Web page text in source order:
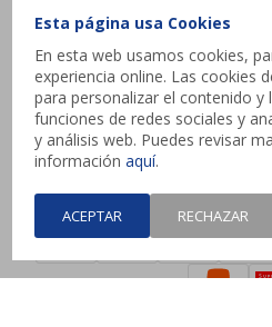
Esta página usa Cookies
En esta web usamos cookies,
experiencia online. Las cookies
para personalizar el contenido
funciones de redes sociales y
y análisis web. Puedes revisar
informaciónaquí.
ACEPTAR RECHAZAR
Lunes a Domingo de 10 a
4 días hábiles.
   